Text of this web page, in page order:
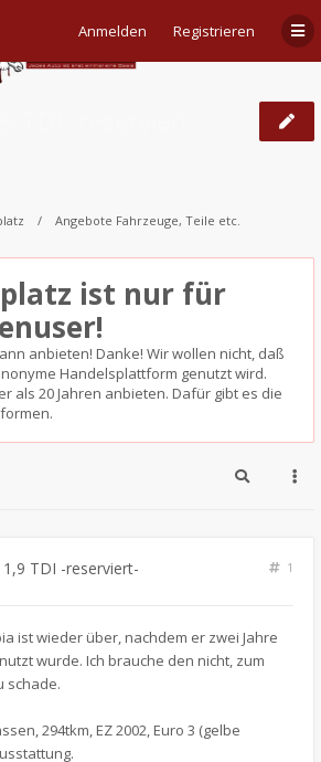
Anmelden Registrieren
Angebote Fahrzeuge, Teile etc.
ist nur für
anbieten! Danke! Wir wollen nicht, daß
Handelsplattform genutzt wird.
als 20 Jahren anbieten. Dafür gibt es die
1,9 TDI -reserviert-
1
ist wieder über, nachdem er zwei Jahre
wurde. Ich brauche den nicht, zum
schade.
294tkm, EZ 2002, Euro 3 (gelbe